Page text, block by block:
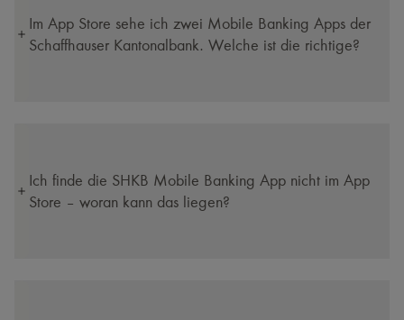
Im App Store sehe ich zwei Mobile Banking Apps der
Schaffhauser Kantonalbank. Welche ist die richtige?
Ich finde die SHKB Mobile Banking App nicht im App
Store – woran kann das liegen?